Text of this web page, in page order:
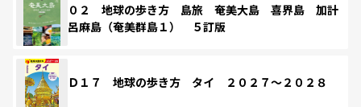
０２ 地球の歩き方 島旅 奄美大島 喜界島 加計
呂麻島（奄美群島１） ５訂版
Ｄ１７ 地球の歩き方 タイ ２０２７～２０２８